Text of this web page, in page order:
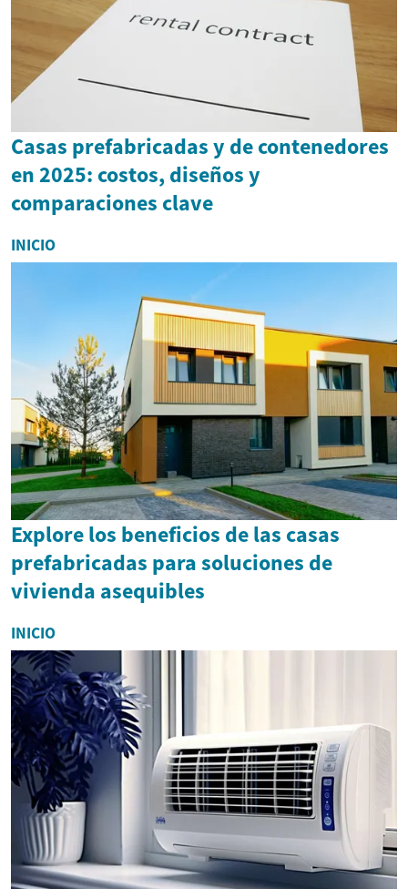
Casas prefabricadas y de contenedores
en 2025: costos, diseños y
comparaciones clave
INICIO
Explore los beneficios de las casas
prefabricadas para soluciones de
vivienda asequibles
INICIO